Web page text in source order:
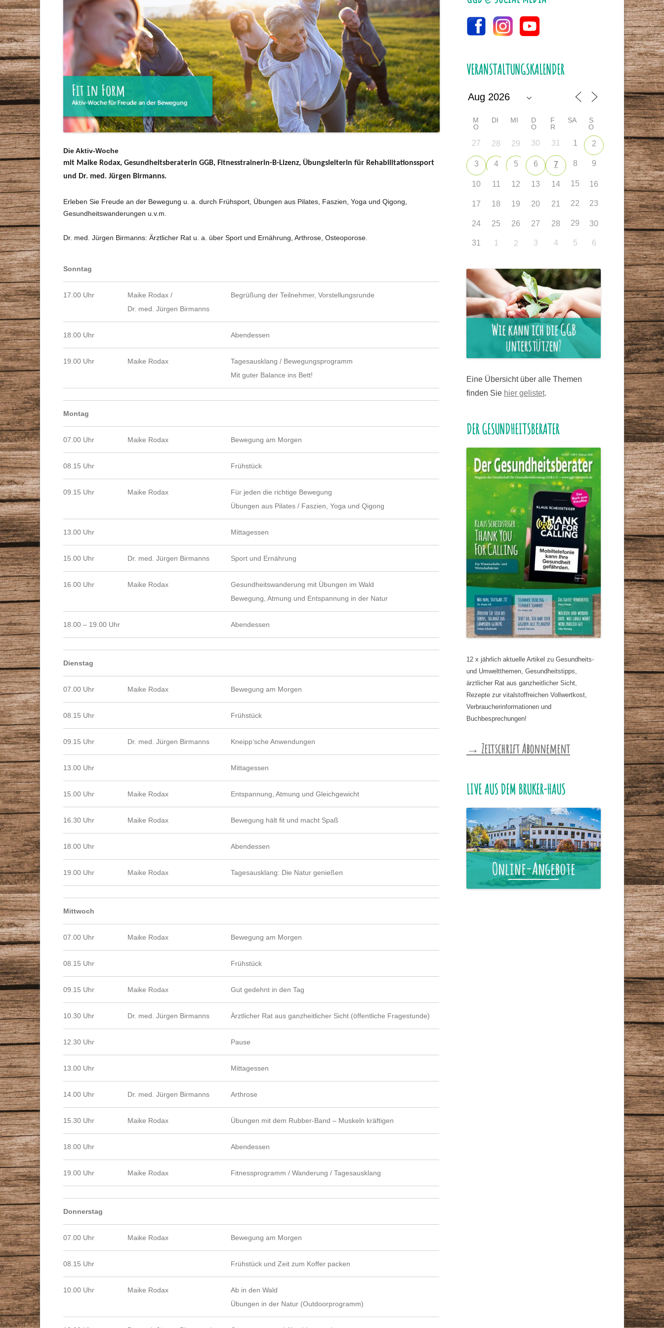
Die Aktiv-Woche
mit Maike Rodax, Gesundheitsberaterin GGB, Fitnesstrainerin-B-Lizenz, Übungsleiterin für Rehabilitationssport
und Dr. med. Jürgen Birmanns.
Erleben Sie Freude an der Bewegung u. a. durch Frühsport, Übungen aus Pilates, Faszien, Yoga und Qigong,
Gesundheitswanderungen u.v.m.
Dr. med. Jürgen Birmanns: Ärztlicher Rat u. a. über Sport und Ernährung, Arthrose, Osteoporose.
Sonntag
17.00 Uhr
Maike Rodax /
Dr. med. Jürgen Birmanns
Begrüßung der Teilnehmer, Vorstellungsrunde
18.00 Uhr Abendessen
19.00 Uhr Maike Rodax
Tagesausklang / Bewegungsprogramm
Mit guter Balance ins Bett!
Montag
07.00 Uhr Maike Rodax Bewegung am Morgen
08.15 Uhr Frühstück
09.15 Uhr Maike Rodax
Für jeden die richtige Bewegung
Übungen aus Pilates / Faszien, Yoga und Qigong
13.00 Uhr Mittagessen
15.00 Uhr Dr. med. Jürgen Birmanns Sport und Ernährung
16.00 Uhr Maike Rodax
Gesundheitswanderung mit Übungen im Wald
Bewegung, Atmung und Entspannung in der Natur
18.00 – 19.00 Uhr Abendessen
Dienstag
07.00 Uhr Maike Rodax Bewegung am Morgen
08.15 Uhr Frühstück
09.15 Uhr Dr. med. Jürgen Birmanns Kneipp‘sche Anwendungen
13.00 Uhr Mittagessen
15.00 Uhr Maike Rodax Entspannung, Atmung und Gleichgewicht
16.30 Uhr Maike Rodax Bewegung hält fit und macht Spaß
18.00 Uhr Abendessen
19.00 Uhr Maike Rodax Tagesausklang: Die Natur genießen
Mittwoch
07.00 Uhr Maike Rodax Bewegung am Morgen
08.15 Uhr Frühstück
09.15 Uhr Maike Rodax Gut gedehnt in den Tag
10.30 Uhr Dr. med. Jürgen Birmanns Ärztlicher Rat aus ganzheitlicher Sicht (öffentliche Fragestunde)
12.30 Uhr Pause
13.00 Uhr Mittagessen
14.00 Uhr Dr. med. Jürgen Birmanns Arthrose
15.30 Uhr Maike Rodax Übungen mit dem Rubber-Band – Muskeln kräftigen
18.00 Uhr Abendessen
19.00 Uhr Maike Rodax Fitnessprogramm / Wanderung / Tagesausklang
Donnerstag
07.00 Uhr Maike Rodax Bewegung am Morgen
08.15 Uhr Frühstück und Zeit zum Koffer packen
10.00 Uhr Maike Rodax
Ab in den Wald
Übungen in der Natur (Outdoorprogramm)
VERANSTALTUNGSKALENDER
M
O
DI MI
D
O
F
R
SA
S
O
27 28 29 30 31 1 2
3 4 5 6 7 8 9
10 11 12 13 14 15 16
17 18 19 20 21 22 23
24 25 26 27 28 29 30
31 1 2 3 4 5 6
Eine Übersicht über alle Themen
finden Sie hier gelistet.
DER GESUNDHEITSBERATER
12 x jährlich aktuelle Artikel zu Gesundheits-
und Umweltthemen, Gesundheitstipps,
ärztlicher Rat aus ganzheitlicher Sicht,
Rezepte zur vitalstoffreichen Vollwertkost,
Verbraucherinformationen und
Buchbesprechungen!
→ Zeitschrift Abonnement
LIVE AUS DEM BRUKER-HAUS